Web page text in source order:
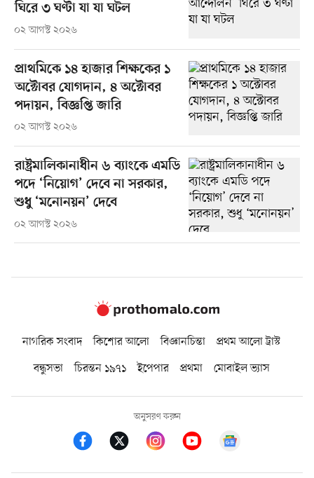
ঘিরে ৩ ঘণ্টা যা যা ঘটল
০২ আগস্ট ২০২৬
প্রাথমিকে ১৪ হাজার শিক্ষকের ১
অক্টোবর যোগদান, ৪ অক্টোবর
পদায়ন, বিজ্ঞপ্তি জারি
০২ আগস্ট ২০২৬
রাষ্ট্রমালিকানাধীন ৬ ব্যাংকে এমডি
পদে ‘নিয়োগ’ দেবে না সরকার,
শুধু ‘মনোনয়ন’ দেবে
০২ আগস্ট ২০২৬
নাগরিক সংবাদ কিশোর আলো বিজ্ঞানচিন্তা
প্রথম আলো ট্রাস্ট
বন্ধুসভা
চিরন্তন ১৯৭১ ইপেপার প্রথমা মোবাইল ভ্যাস
অনুসরণ করুন